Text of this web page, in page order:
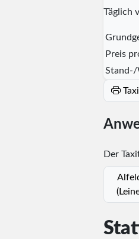
Täglich
Preis
Stand-/
Der